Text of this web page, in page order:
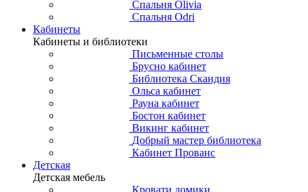
Спальня Olivia
Спальня Odri
Кабинеты
Кабинеты и библиотеки
Письменные столы
Брусно кабинет
Библиотека Скандия
Ольса кабинет
Рауна кабинет
Бостон кабинет
Викинг кабинет
Добрый мастер библиотека
Кабинет Прованс
Детская
Детская мебель
Кровати домики